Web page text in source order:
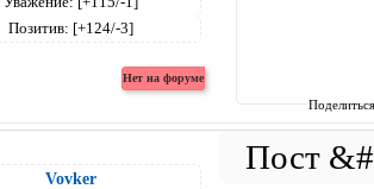
Позитив: [+124/-3]
Vovker